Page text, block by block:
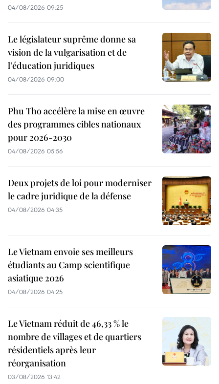
04/08/2026 09:25
Le législateur suprême donne sa
vision de la vulgarisation et de
l’éducation juridiques
04/08/2026 09:00
Phu Tho accélère la mise en œuvre
des programmes cibles nationaux
pour 2026-2030
04/08/2026 05:56
Deux projets de loi pour moderniser
le cadre juridique de la défense
04/08/2026 04:35
Le Vietnam envoie ses meilleurs
étudiants au Camp scientifique
asiatique 2026
04/08/2026 04:25
Le Vietnam réduit de 46,33 % le
nombre de villages et de quartiers
résidentiels après leur
réorganisation
03/08/2026 13:42